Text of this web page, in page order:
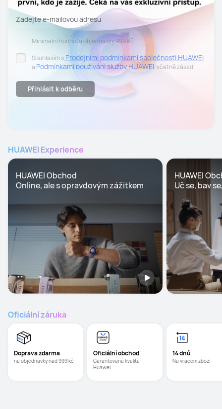
Zadejte e-mailovou adresu
Minimální hodnota objednávky 999 Kč
Souhlasím s Prodejními podmínkami společnosti HUAWEI
a Podmínkami používání služby HUAWEI, včetně zásad
zpracování osobních údajů uvedených vZásadách ochrany
osobních údajů.
Souhlasím se zasíláním personalizovaných obchodních sdělení
elektronickou cestou na mnou uvedenou e-mailovou adresu,
Přihlásit k odběru
HUAWEI Experience
HUAWEI Obchod
Online, ale s opravdovým zážitkem
HUAWEI
Uč se, bav
Oficiální záruka
Doprava zdarma
na objednávky nad 999 kč
Oficiální obchod
Garantovaná kvalita
Huawei
14 dnů
Na vrácení zboží